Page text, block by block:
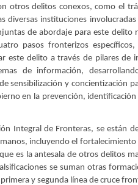
otros delitos conexos, como el
diversas instituciones
de abordaje para este delito
pasos fronterizos
este delito a través de pilares
de información,
sensibilización y concientización
en la prevención,
Integral de Fronteras, se están
incluyendo el
es la antesala de otros delitos
se suman otras
y segunda línea de cruce